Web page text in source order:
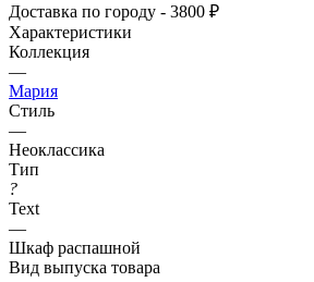
Доставка по городу - 3800 ₽
Характеристики
Коллекция
—
Мария
Стиль
—
Неоклассика
Тип
?
Text
—
Шкаф распашной
Вид выпуска товара